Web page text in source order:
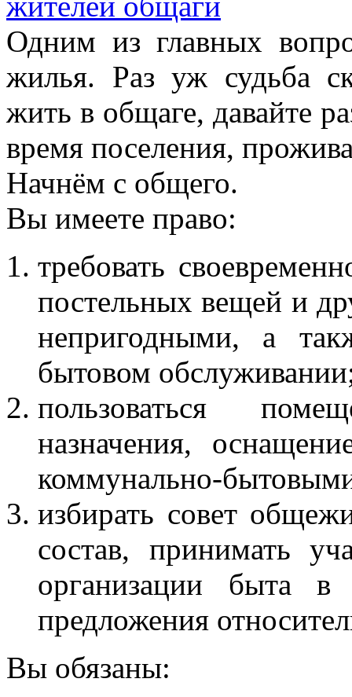
Одним из главных
жилья. Раз уж судьба
жить в общаге, давайте
время поселения,
Начнём с общего.
Вы имеете право:
требовать
постельных вещей и
непригодными, а
бытовом
пользоваться
назначения,
коммунально-
избирать совет
состав, принимать
организации быта
предложения
Вы обязаны: